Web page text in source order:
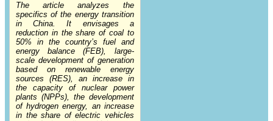
The article analyzes the
specifics of the energy transition
in China. It envisages a
reduction in the share of coal to
50% in the country’s fuel and
energy balance (FEB), large-
scale development of generation
based on renewable energy
sources (RES), an increase in
the capacity of nuclear power
plants (NPPs), the development
of hydrogen energy, an increase
in the share of electric vehicles